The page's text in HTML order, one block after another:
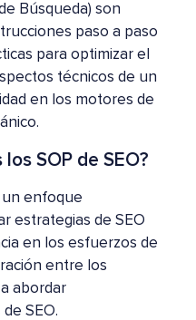
Búsqueda) son
paso a paso
para optimizar el
técnicos de un
en los motores de
SOP de SEO?
un enfoque
estrategias de SEO
en los esfuerzos de
entre los
abordar
SEO.